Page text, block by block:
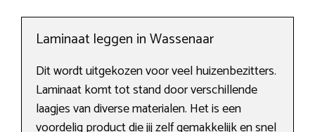
Laminaat leggen in Wassenaar
Dit wordt uitgekozen voor veel huizenbezitters.
Laminaat komt tot stand door verschillende
laagjes van diverse materialen. Het is een